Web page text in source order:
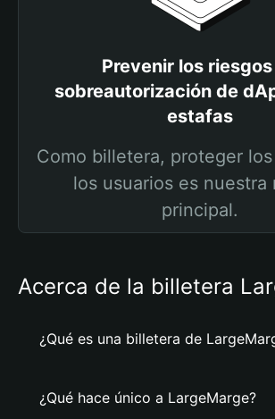
Prevenir los
sobreautorización de
estafas
Como billetera, proteger
los usuarios es nuestra
principal.
Acerca de la billetera
¿Qué es una billetera de
¿Qué hace único a LargeMarge?